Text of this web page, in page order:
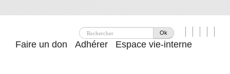
Ok
Faire un don Adhérer Espace vie-interne